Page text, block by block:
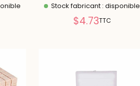
Stock fabricant : disponible
Prix
$4.73TTC